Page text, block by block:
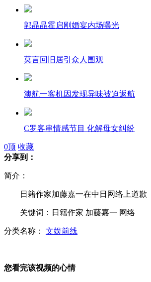
郭晶晶霍启刚婚宴内场曝光
莫言回旧居引众人围观
澳航一客机因发现异味被迫返航
C罗客串情感节目 化解母女纠纷
两栋“酒瓶”办公楼PK 哪个更雷人
飓风重创纽约 美职篮明星也遭殃
0顶 收藏
分享到：
简介：
日籍作家加藤嘉一在中日网络上道歉
关键词：日籍作家 加藤嘉一 网络
分类名称： 文娱前线
您看完该视频的心情